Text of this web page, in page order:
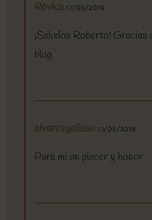
Rovica 17/05/2018
¡Saludos Roberto!
blog.
alvarezgalloso 17/05/2018
Para mi un placer y honor